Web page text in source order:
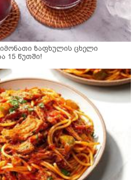
ზაფხულის ცხელი
15 წუთში!